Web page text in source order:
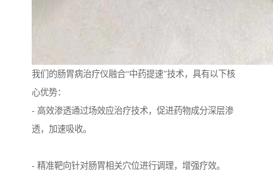
我们的肠胃病治疗仪融合“中药提速”技术，具有以下核
心优势：
- 高效渗透通过场效应治疗技术，促进药物成分深层渗
透，加速吸收。
- 精准靶向针对肠胃相关穴位进行调理，增强疗效。